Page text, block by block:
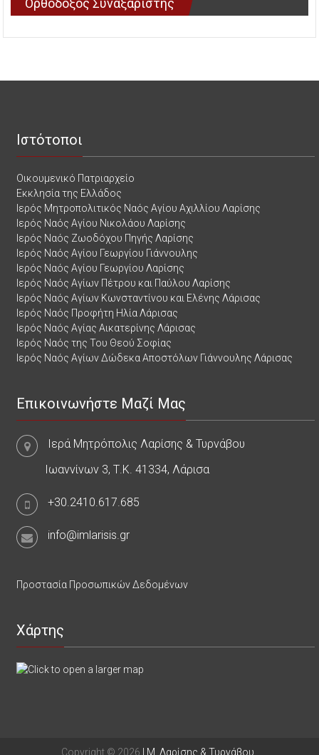
Ορθόδοξος Συναξαριστής
Ιστότοποι
Οικουμενικό Πατριαρχείο
Εκκλησία της Ελλάδος
Ιερός Μητροπολιτικός Ναός Αγίου Αχιλλίου Λαρίσης
Ιερός Ναός Αγίου Νικολάου Λαρίσης
Ιερός Ναός Ζωοδόχου Πηγής Λαρίσης
Ιερός Ναός Αγίου Γεωργίου Γιάννουλης
Ιερός Ναός Αγίου Γεωργίου Λαρίσης
Ιερός Ναός Αγίων Πέτρου και Παύλου Λαρίσης
Ιερός Ναός Αγίων Κωνσταντίνου και Ελένης Λάρισας
Ιερός Ναός Προφήτη Ηλία Λάρισας
Ιερός Ναός Αγίας Αικατερίνης Λάρισας
Ιερός Ναός της Του Θεού Σοφίας
Ιερός Ναός Αγίων Δώδεκα Αποστόλων Γιάννουλης Λάρισας
Επικοινωνήστε Μαζί Μας
Ιερά Μητρόπολις Λαρίσης & Τυρνάβου
Ιωαννίνων 3, Τ.Κ. 41334, Λάρισα
+30.2410.617.685
info@imlarisis.gr
Προστασία Προσωπικών Δεδομένων
Χάρτης
Copyright © 2026 Ι.Μ. Λαρίσης & Τυρνάβου